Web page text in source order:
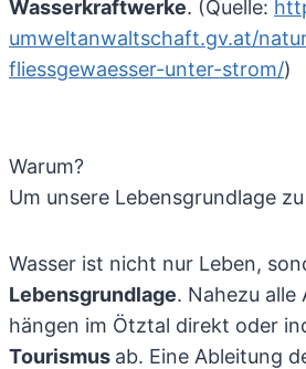
Wasserkraftwerke. (Quelle:
umweltanwaltschaft.gv.at/
fliessgewaesser-unter-strom/)
Warum?
Um unsere Lebensgrundlage
Wasser ist nicht nur Leben,
Lebensgrundlage. Nahezu alle
hängen im Ötztal direkt oder
Tourismus ab. Eine Ableitung